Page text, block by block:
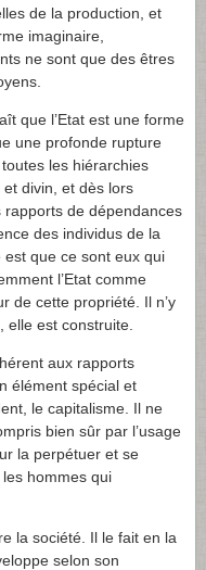
de la production, et
imaginaire,
ne sont que des êtres
que l’Etat est une forme
une profonde rupture
toutes les hiérarchies
divin, et dès lors
de dépendances
des individus de la
que ce sont eux qui
l’Etat comme
de cette propriété. Il n’y
elle est construite.
aux rapports
élément spécial et
le capitalisme. Il ne
bien sûr par l’usage
la perpétuer et se
hommes qui
la société. Il le fait en la
selon son